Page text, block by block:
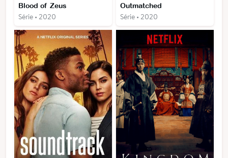
Blood of Zeus
Série • 2020
Outmatched
Série • 2020